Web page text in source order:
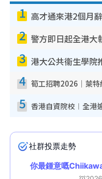
1
2
3
4
5